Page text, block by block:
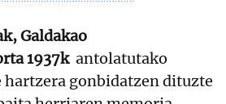
Galdakao
1937kantolatutako
gonbidatzen dituzte